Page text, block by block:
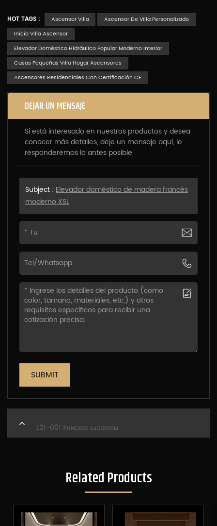
HOT TAGS : Ascensor Villa
Ascensor De Villa Personalizado
Inicio Villa Ascensor
Elevador Doméstico Hidráulico Popular Moderno Interior
Casas Pequeñas Villa Hogar Ascensores
Ascensores Residenciales Con Certificación CE
DEJAR UN MENSAJE
Si está interesado en nuestros productos y desea
conocer más detalles, deje un mensaje aquí, le
responderemos lo antes posible.
Subject : Elevador doméstico de madera francés
moderno XSL
SUBMIT
L01-001 Римские каникулы
Related Products